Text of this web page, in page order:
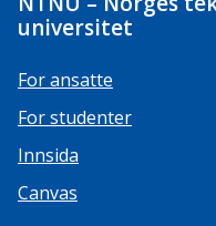
universitet
For ansatte
For studenter
Innsida
Canvas